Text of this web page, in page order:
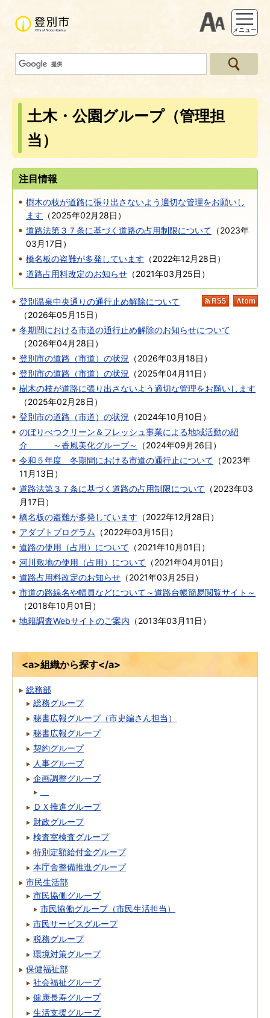
支援ツー
メニュー
土木・公園グループ（管理担
当）
注目情報
樹木の枝が道路に張り出さないよう適切な管理をお願いし
ます （2025年02月28日 ）
道路法第３７条に基づく道路の占用制限について （2023年
03月17日 ）
橋名板の盗難が多発しています （2022年12月28日 ）
道路占用料改定のお知らせ （2021年03月25日 ）
RSS
登別温泉中央通りの通行止め解除について
（2026年05月15日 ）
冬期間における市道の通行止め解除のお知らせについて
（2026年04月28日 ）
登別市の道路（市道）の状況
（2026年03月18日 ）
登別市の道路（市道）の状況
（2025年04月11日 ）
樹木の枝が道路に張り出さないよう適切な管理をお願いします
（2025年02月28日 ）
登別市の道路（市道）の状況
（2024年10月10日 ）
のぼりべつクリーン＆フレッシュ事業による地域活動の紹
介 ～香風美化グループ～
（2024年09月26日 ）
令和５年度 冬期間における市道の通行止について （2023年
11月13日 ）
道路法第３７条に基づく道路の占用制限について （2023年03
月17日 ）
橋名板の盗難が多発しています （2022年12月28日 ）
アダプトプログラム （2022年03月15日 ）
道路の使用（占用）について （2021年10月01日 ）
河川敷地の使用（占用）について （2021年04月01日 ）
道路占用料改定のお知らせ （2021年03月25日 ）
市道の路線名や幅員などについて～道路台帳簡易閲覧サイト～
（2018年10月01日 ）
地籍調査Webサイトのご案内 （2013年03月11日 ）
<a>組織から探す</a>
総務部
総務グループ
秘書広報グループ（市史編さん担当）
秘書広報グループ
契約グループ
人事グループ
企画調整グループ
ＤＸ推進グループ
財政グループ
検査室検査グループ
特別定額給付金グループ
本庁舎整備推進グループ
市民生活部
市民協働グループ
市民協働グループ（市民生活担当）
市民サービスグループ
税務グループ
環境対策グループ
保健福祉部
社会福祉グループ
健康長寿グループ
生活支援グループ